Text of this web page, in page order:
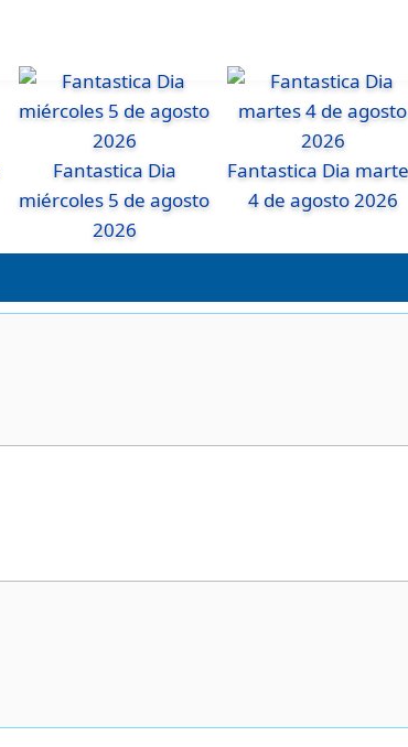
Fantastica Dia
miércoles 5 de agosto
2026
Fantastica Dia
4 de agosto 2026